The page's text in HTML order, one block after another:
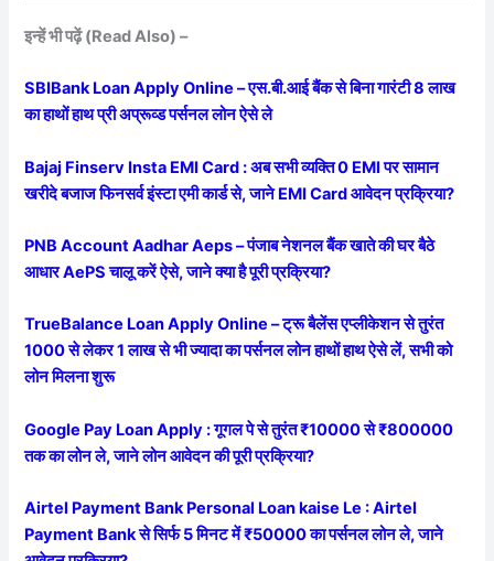
इन्हें भी पढ़ें (Read Also) –
SBIBank Loan Apply Online – एस.बी.आई बैंक से बिना गारंटी 8 लाख
का हाथों हाथ प्री अप्रूव्ड पर्सनल लोन ऐसे ले
Bajaj Finserv Insta EMI Card : अब सभी व्यक्ति 0 EMI पर सामान
खरीदे बजाज फिनसर्व इंस्टा एमी कार्ड से, जाने EMI Card आवेदन प्रक्रिया?
PNB Account Aadhar Aeps – पंजाब नेशनल बैंक खाते की घर बैठे
आधार AePS चालू करें ऐसे, जाने क्या है पूरी प्रक्रिया?
TrueBalance Loan Apply Online – ट्रू बैलेंस एप्लीकेशन से तुरंत
1000 से लेकर 1 लाख से भी ज्यादा का पर्सनल लोन हाथों हाथ ऐसे लें, सभी को
लोन मिलना शुरू
Google Pay Loan Apply : गूगल पे से तुरंत ₹10000 से ₹800000
तक का लोन ले, जाने लोन आवेदन की पूरी प्रक्रिया?
Airtel Payment Bank Personal Loan kaise Le : Airtel
Payment Bank से सिर्फ 5 मिनट में ₹50000 का पर्सनल लोन ले, जाने